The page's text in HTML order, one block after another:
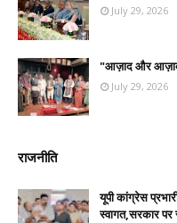
July 29, 2026
"आज़ाद और
July 29, 2026
राजनीति
यूपी कांग्रेस
स्वागत,सरकार पर